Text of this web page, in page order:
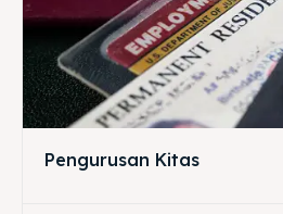
Pengurusan Kitas